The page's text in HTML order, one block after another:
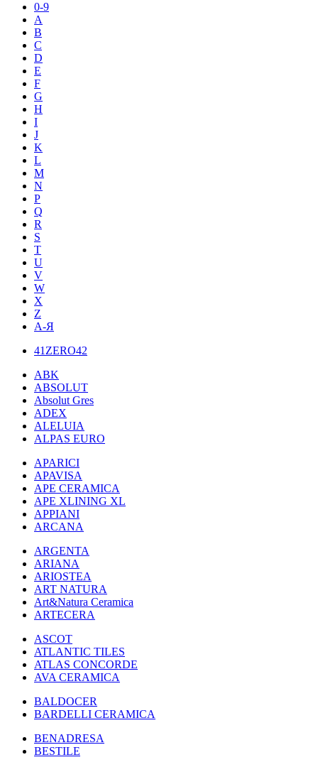
0-9
A
B
C
D
E
F
G
H
I
J
K
L
M
N
P
Q
R
S
T
U
V
W
X
Z
А-Я
41ZERO42
ABK
ABSOLUT
Absolut Gres
ADEX
ALELUIA
ALPAS EURO
APARICI
APAVISA
APE CERAMICA
APE XLINING XL
APPIANI
ARCANA
ARGENTA
ARIANA
ARIOSTEA
ART NATURA
Art&Natura Ceramica
ARTECERA
ASCOT
ATLANTIC TILES
ATLAS CONCORDE
AVA CERAMICA
BALDOCER
BARDELLI CERAMICA
BENADRESA
BESTILE